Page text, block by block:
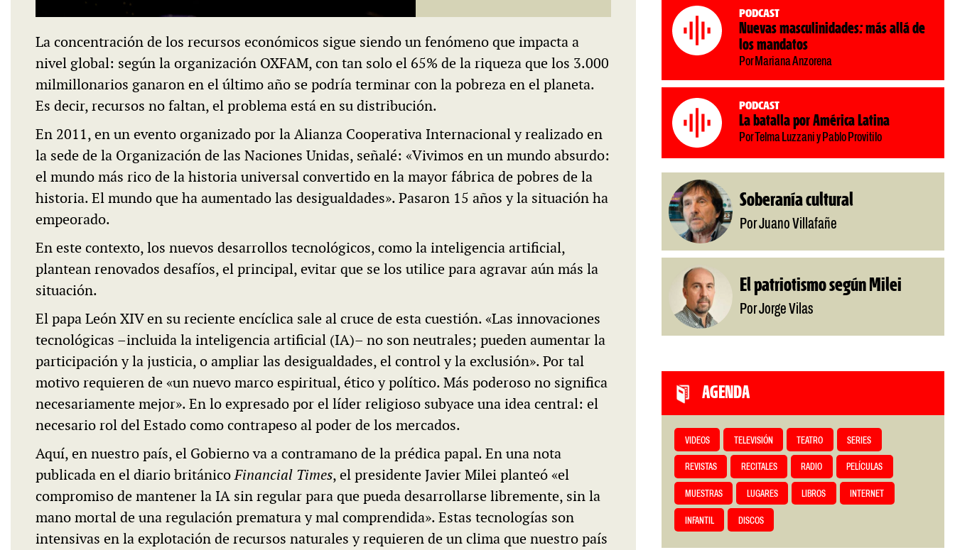
La concentración de los recursos económicos sigue siendo un fenómeno que impacta a
nivel global: según la organización OXFAM, con tan solo el 65% de la riqueza que los 3.000
milmillonarios ganaron en el último año se podría terminar con la pobreza en el planeta.
Es decir, recursos no faltan, el problema está en su distribución.
En 2011, en un evento organizado por la Alianza Cooperativa Internacional y realizado en
la sede de la Organización de las Naciones Unidas, señalé: «Vivimos en un mundo absurdo:
el mundo más rico de la historia universal convertido en la mayor fábrica de pobres de la
historia. El mundo que ha aumentado las desigualdades». Pasaron 15 años y la situación ha
empeorado.
En este contexto, los nuevos desarrollos tecnológicos, como la inteligencia artificial,
plantean renovados desafíos, el principal, evitar que se los utilice para agravar aún más la
situación.
El papa León XIV en su reciente encíclica sale al cruce de esta cuestión. «Las innovaciones
tecnológicas –incluida la inteligencia artificial (IA)– no son neutrales; pueden aumentar la
participación y la justicia, o ampliar las desigualdades, el control y la exclusión». Por tal
motivo requieren de «un nuevo marco espiritual, ético y político. Más poderoso no significa
necesariamente mejor». En lo expresado por el líder religioso subyace una idea central: el
necesario rol del Estado como contrapeso al poder de los mercados.
Aquí, en nuestro país, el Gobierno va a contramano de la prédica papal. En una nota
publicada en el diario británicoFinancial Times, el presidente Javier Milei planteó «el
compromiso de mantener la IA sin regular para que pueda desarrollarse libremente, sin la
mano mortal de una regulación prematura y mal comprendida». Estas tecnologías son
intensivas en la explotación de recursos naturales y requieren de un clima que nuestro país
Podcast
Nuevas masculinidades: más allá de
los mandatos
Por Mariana Anzorena
Podcast
La batalla por América Latina
Por Telma Luzzani y Pablo Provitilo
Soberanía cultural
Por Juano Villafañe
El patriotismo según Milei
Por Jorge Vilas
AGENDA
VIDEOS TELEVISIÓN TEATRO SERIES
REVISTAS RECITALES RADIO PELÍCULAS
MUESTRAS LUGARES LIBROS INTERNET
INFANTIL DISCOS